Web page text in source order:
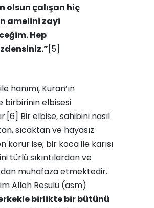
olsun çalışan hiç
amelini zayi
Hep
[5]
hanımı, Kuran’ın
birbirinin elbisesi
Bir elbise, sahibini nasıl
sıcaktan ve hayasız
korur ise; bir koca ile karısı
türlü sıkıntılardan ve
muhafaza etmektedir.
Allah Resulü (asm)
birlikte bir bütünü